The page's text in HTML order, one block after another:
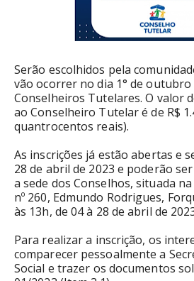
Serão escolhidos pela
vão ocorrer no dia 1° de outubro
Conselheiros Tutelares. O valor
ao Conselheiro Tutelar é de R$
quantrocentos reais).
As inscrições já estão abertas e
28 de abril de 2023 e poderão
a sede dos Conselhos, situada
nº 260, Edmundo Rodrigues,
às 13h, de 04 à 28 de abril de
Para realizar a inscrição, os
comparecer pessoalmente a
Social e trazer os documentos